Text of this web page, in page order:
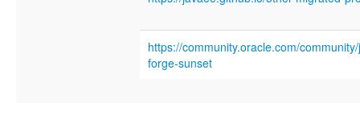
https://community.oracle.com/
forge-sunset